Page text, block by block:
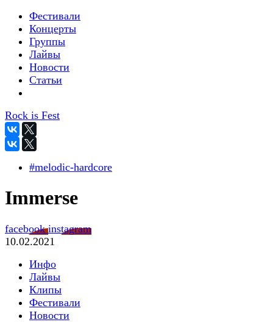
Фестивали
Концерты
Группы
Лайвы
Новости
Статьи
Rock is Fest
#melodic-hardcore
Immerse
facebookinstagram
10.02.2021
Инфо
Лайвы
Клипы
Фестивали
Новости